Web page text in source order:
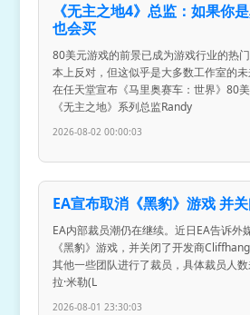
《无主之地4》总监：如果你
也会买
80美元游戏的前景已成为游戏行业的热
本上反对，但这似乎是大多数工作室的
在任天堂宣布《马里奥赛车：世界》80
《无主之地》系列总监Randy
2026-08-02 00:00:03
EA宣布取消《黑豹》游戏 并
EA内部裁员潮仍在继续。近日EA告诉外
《黑豹》游戏，并关闭了开发商
其他一些团队进行了裁员，具体裁员人
拉·米勒(L
2026-08-01 23:30:03